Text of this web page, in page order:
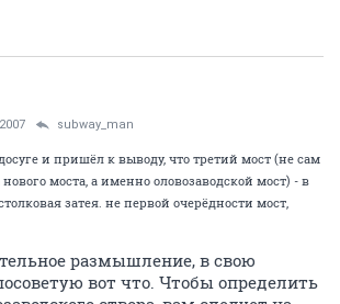
subway_man
и пришёл к выводу, что третий мост (не сам
моста, а именно оловозаводской мост) - в
затея. не первой очерёдности мост,
размышление, в свою
вот что. Чтобы определить